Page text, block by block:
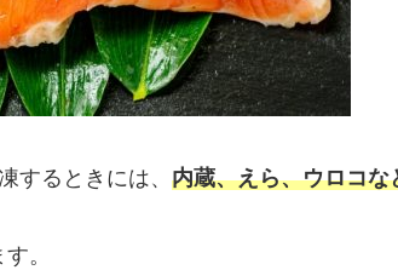
するときには、 内蔵、えら、ウロコ
。